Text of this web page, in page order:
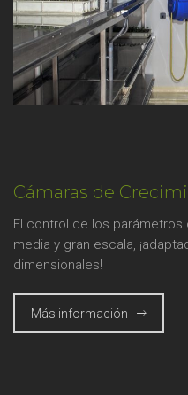
Cámaras de
El control de los
media y gran escala,
dimensionales!
Más información